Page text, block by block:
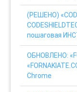
(РЕШЕНО)
пошаговая
ОБНОВЛЕНО:
Chrome